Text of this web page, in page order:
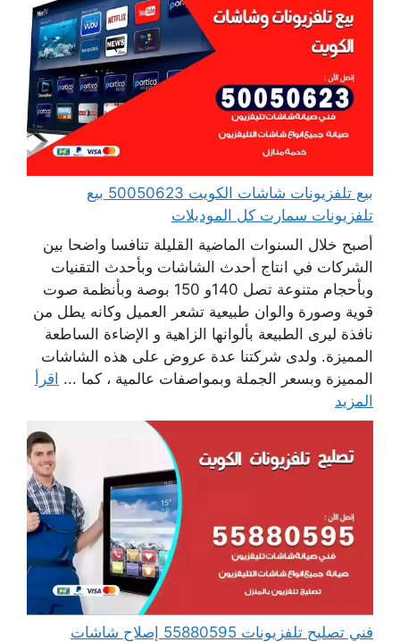
بيع تلفزيونات شاشات الكويت 50050623 بيع
تلفزيونات سمارت كل الموديلات
أصبح خلال السنوات الماضية القليلة تنافسا واضحا بين
الشركات في انتاج أحدث الشاشات وبأحدث التقنيات
وبأحجام متنوعة تصل 140و 150 بوصة وبأنظمة صوت
قوية وصورة والوان طبيعية تشعر العميل وكانه يطل من
نافذة ليرى الطبيعة بألوانها الزاهية و الإضاءة الساطعة
المميزة. ولدى شركتنا عدة عروض على هذه الشاشات
المميزة وبسعر الجملة وبمواصفات عالمية ، كما ... اقرأ
المزيد
فني تصليح تلفزيونات 55880595 إصلاح شاشات